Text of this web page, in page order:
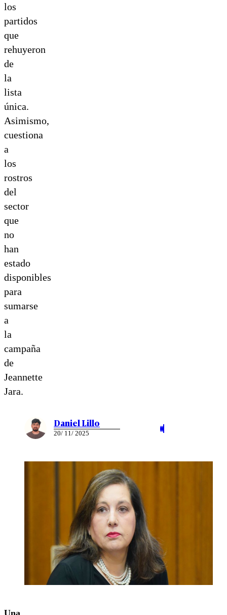
los
partidos
que
rehuyeron
de
la
lista
única.
Asimismo,
cuestiona
a
los
rostros
del
sector
que
no
han
estado
disponibles
para
sumarse
a
la
campaña
de
Jeannette
Jara.
Daniel Lillo
20/ 11/ 2025
Una